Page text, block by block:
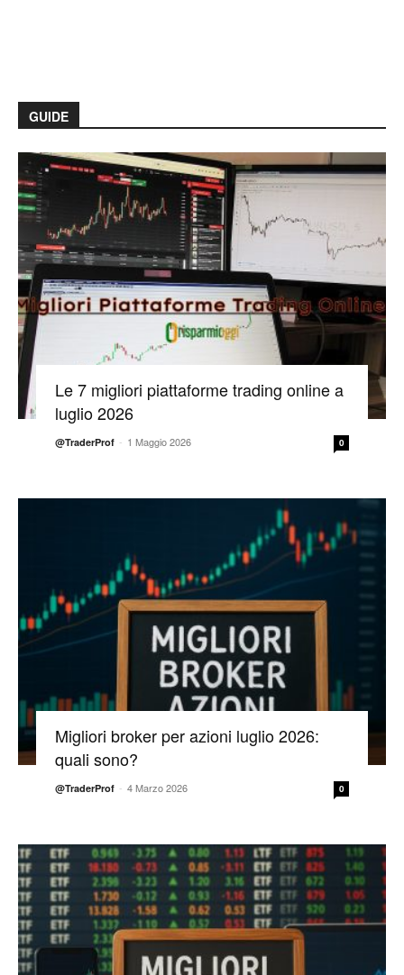
GUIDE
Le 7 migliori piattaforme trading online a
luglio 2026
@TraderProf - 1 Maggio 2026 0
Migliori broker per azioni luglio 2026:
quali sono?
@TraderProf - 4 Marzo 2026 0